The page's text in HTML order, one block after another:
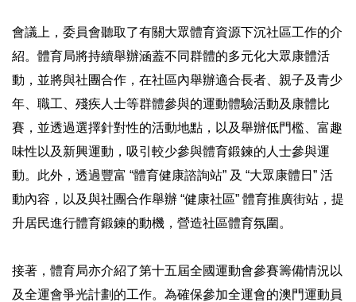
會議上，委員會聽取了有關大眾體育資源下沉社區工作的介
紹。體育局將持續舉辦涵蓋不同群體的多元化大眾康體活
動，並將與社團合作，在社區內舉辦適合長者、親子及青少
年、職工、殘疾人士等群體參與的運動體驗活動及康體比
賽，並透過選擇針對性的活動地點，以及舉辦低門檻、富趣
味性以及新興運動，吸引較少參與體育鍛鍊的人士參與運
動。此外，透過豐富 “體育健康諮詢站” 及 “大眾康體日” 活
動內容，以及與社團合作舉辦 “健康社區” 體育推廣街站，提
升居民進行體育鍛鍊的動機，營造社區體育氛圍。
接著，體育局亦介紹了第十五屆全國運動會參賽籌備情況以
及全運會爭光計劃的工作。為確保參加全運會的澳門運動員